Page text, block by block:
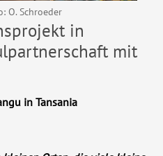
O. Schroeder
in
mit
in Tansania